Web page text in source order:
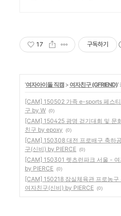
17 구독하기
'여자아이돌 직캠 > 여자친구 (GFRIEND)'
[CAM] 150502 가족 e-sports 페스
구 by W (0)
[CAM] 150425 광명 걷기대회 및 문
친구 by epoxy
(0)
[CAM] 150308 대전 프로배구 축하
구(신비) by PIERCE (0)
[CAM] 150301 렛츠런파크 서울 - 여
by PIERCE (0)
[CAM] 150218 잠실체육관 프로농구
여자친구(신비) by PIERCE (0)